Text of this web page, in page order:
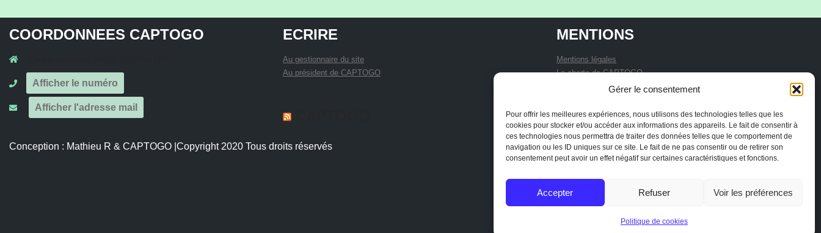
Gérer le consentement
Pour offrir les meilleures expériences, nous utilisons des technologies telles que les
cookies pour stocker et/ou accéder aux informations des appareils. Le fait de consentir à
ces technologies nous permettra de traiter des données telles que le comportement de
navigation ou les ID uniques sur ce site. Le fait de ne pas consentir ou de retirer son
consentement peut avoir un effet négatif sur certaines caractéristiques et fonctions.
Accepter Refuser Voir les préférences
Politique de cookies
COORDONNEES CAPTOGO
Afficher le numéro
Afficher l'adresse mail
ECRIRE
Au gestionnaire du site
Au président de CAPTOGO
FORMATION AU CAFAB: JUIN 2026
RAPPORT DE LA FORMATION LA CONSERVATION
D’IRRIGATION Cette présente constitue le compte rendu
MENTIONS
Mentions légales
La charte de CAPTOGO
Statuts de l'association
Conception : Mathieu R & CAPTOGO |Copyright 2020 Tous droits réservés